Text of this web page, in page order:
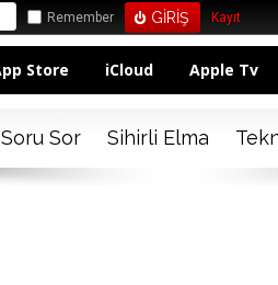
Remember Kayıt
Store iCloud Apple Tv
Sor Sihirli Elma